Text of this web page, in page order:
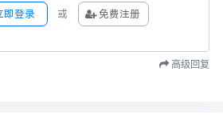
即登录 或 免费注册
高级回复